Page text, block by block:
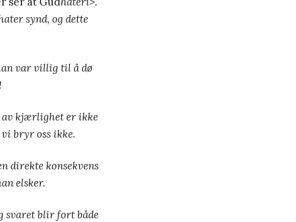
synd, og dette
var villig til å dø
av kjærlighet er ikke
bryr oss ikke.
direkte konsekvens
elsker.
svaret blir fort både